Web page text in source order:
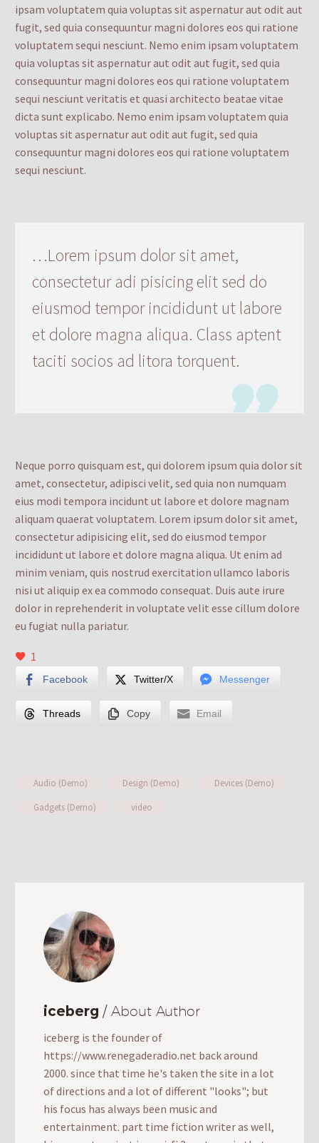
ipsam voluptatem quia voluptas sit aspernatur aut odit aut
fugit, sed quia consequuntur magni dolores eos qui ratione
voluptatem sequi nesciunt. Nemo enim ipsam voluptatem
quia voluptas sit aspernatur aut odit aut fugit, sed quia
consequuntur magni dolores eos qui ratione voluptatem
sequi nesciunt veritatis et quasi architecto beatae vitae
dicta sunt explicabo. Nemo enim ipsam voluptatem quia
voluptas sit aspernatur aut odit aut fugit, sed quia
consequuntur magni dolores eos qui ratione voluptatem
sequi nesciunt.
…Lorem ipsum dolor sit amet,
consectetur adi pisicing elit sed do
eiusmod tempor incididunt ut labore
et dolore magna aliqua. Class aptent
taciti socios ad litora torquent.

Neque porro quisquam est, qui dolorem ipsum quia dolor sit
amet, consectetur, adipisci velit, sed quia non numquam
eius modi tempora incidunt ut labore et dolore magnam
aliquam quaerat voluptatem. Lorem ipsum dolor sit amet,
consectetur adipisicing elit, sed do eiusmod tempor
incididunt ut labore et dolore magna aliqua. Ut enim ad
minim veniam, quis nostrud exercitation ullamco laboris
nisi ut aliquip ex ea commodo consequat. Duis aute irure
dolor in reprehenderit in voluptate velit esse cillum dolore
eu fugiat nulla pariatur.
1
Facebook Twitter/X Messenger
Threads Copy Email
Audio (Demo) Design (Demo)
Devices (Demo)
Gadgets (Demo)
video
iceberg / About Author
iceberg is the founder of
https://www.renegaderadio.net back around
2000. since that time he's taken the site in a lot
of directions and a lot of different "looks"; but
his focus has always been music and
entertainment. part time fiction writer as well,